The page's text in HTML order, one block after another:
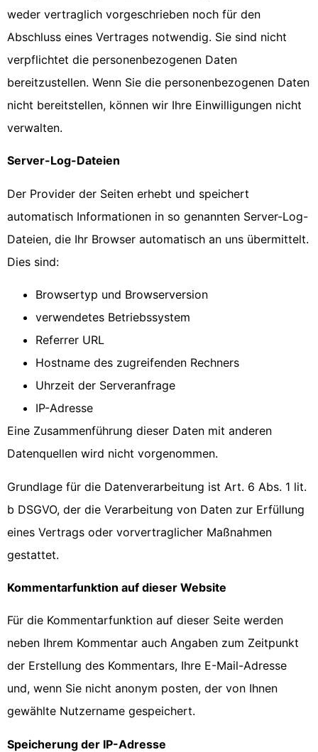
weder vertraglich vorgeschrieben noch für den
Abschluss eines Vertrages notwendig. Sie sind nicht
verpflichtet die personenbezogenen Daten
bereitzustellen. Wenn Sie die personenbezogenen Daten
nicht bereitstellen, können wir Ihre Einwilligungen nicht
verwalten.
Server-Log-Dateien
Der Provider der Seiten erhebt und speichert
automatisch Informationen in so genannten Server-Log-
Dateien, die Ihr Browser automatisch an uns übermittelt.
Dies sind:
Browsertyp und Browserversion
verwendetes Betriebssystem
Referrer URL
Hostname des zugreifenden Rechners
Uhrzeit der Serveranfrage
IP-Adresse
Eine Zusammenführung dieser Daten mit anderen
Datenquellen wird nicht vorgenommen.
Grundlage für die Datenverarbeitung ist Art. 6 Abs. 1 lit.
b DSGVO, der die Verarbeitung von Daten zur Erfüllung
eines Vertrags oder vorvertraglicher Maßnahmen
gestattet.
Kommentarfunktion auf dieser Website
Für die Kommentarfunktion auf dieser Seite werden
neben Ihrem Kommentar auch Angaben zum Zeitpunkt
der Erstellung des Kommentars, Ihre E-Mail-Adresse
und, wenn Sie nicht anonym posten, der von Ihnen
gewählte Nutzername gespeichert.
Speicherung der IP-Adresse